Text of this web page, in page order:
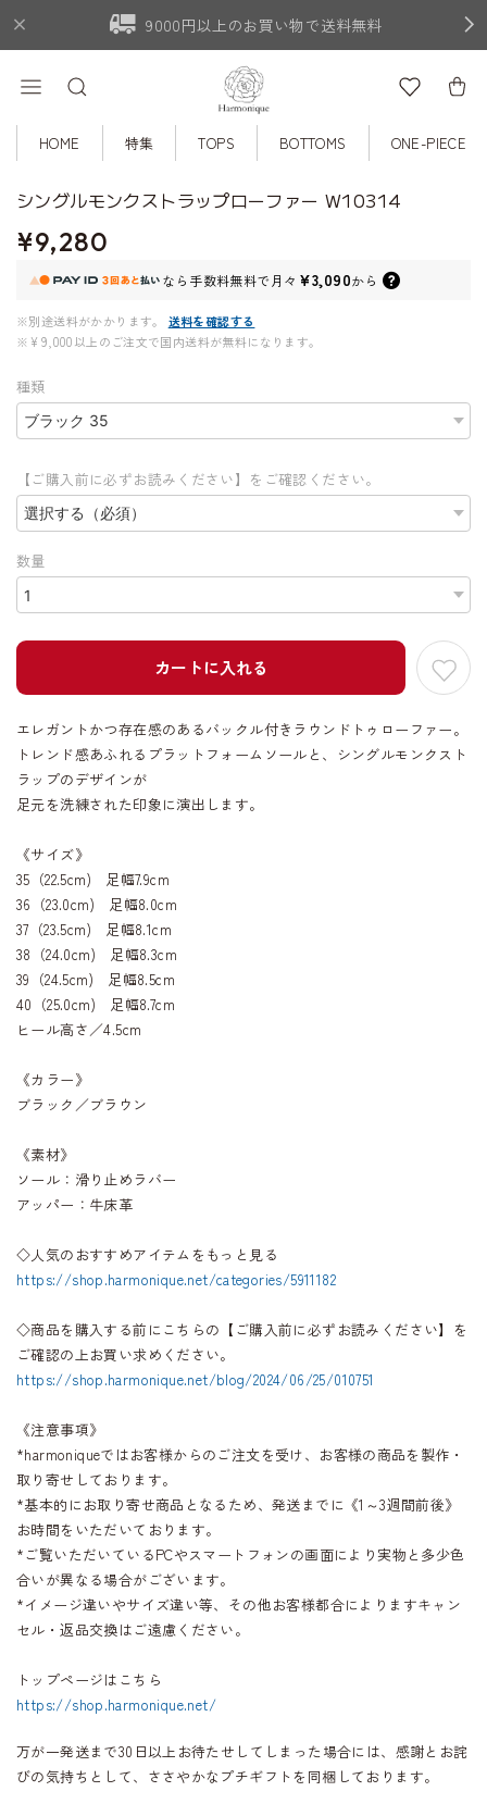
9000円以上のお買い物で送料無料
HOME 特集 TOPS BOTTOMS ONE-PIECE
シングルモンクストラップローファー W10314
¥9,280
なら 手数料無料で月々 ¥3,090から
※別途送料がかかります。
送料を確認する
※¥9,000以上のご注文で国内送料が無料になります。
種類
【ご購入前に必ずお読みください】をご確認ください。
数量
カートに入れる
エレガントかつ存在感のあるバックル付きラウンドトゥローファー。
トレンド感あふれるプラットフォームソールと、シングルモンクスト
ラップのデザインが
足元を洗練された印象に演出します。
《サイズ》
35（22.5cm) 足幅7.9cm
36（23.0cm) 足幅8.0cm
37（23.5cm) 足幅8.1cm
38（24.0cm) 足幅8.3cm
39（24.5cm) 足幅8.5cm
40（25.0cm) 足幅8.7cm
ヒール高さ／4.5cm
《カラー》
ブラック／ブラウン
《素材》
ソール：滑り止めラバー
アッパー：牛床革
◇人気のおすすめアイテムをもっと見る
https://shop.harmonique.net/categories/5911182
◇商品を購入する前にこちらの【ご購入前に必ずお読みください】を
ご確認の上お買い求めください。
https://shop.harmonique.net/blog/2024/06/25/010751
《注意事項》
*harmoniqueではお客様からのご注文を受け、お客様の商品を製作・
取り寄せしております。
*基本的にお取り寄せ商品となるため、発送までに《1～3週間前後》
お時間をいただいております。
*ご覧いただいているPCやスマートフォンの画面により実物と多少色
合いが異なる場合がございます。
*イメージ違いやサイズ違い等、その他お客様都合によりますキャン
セル・返品交換はご遠慮ください。
トップページはこちら
https://shop.harmonique.net/
万が一発送まで30日以上お待たせしてしまった場合には、感謝とお詫
びの気持ちとして、ささやかなプチギフトを同梱しております。